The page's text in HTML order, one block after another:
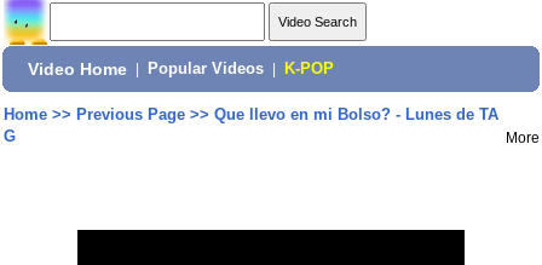
Video Home Popular Videos K-POP
Home>> Previous Page>> Que llevo en mi Bolso? - Lunes de TA
G
More